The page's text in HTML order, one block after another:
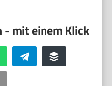
Telegram Buffer